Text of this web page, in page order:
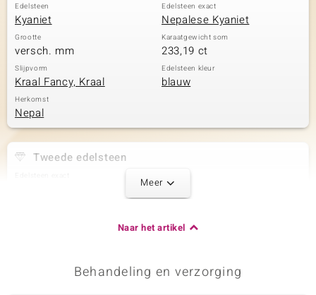
Edelsteen
Kyaniet
Edelsteen exact
Nepalese Kyaniet
Grootte
versch. mm
Karaatgewicht som
233,19 ct
Slijpvorm
Kraal Fancy, Kraal
Edelsteen kleur
blauw
Herkomst
Nepal
Tweede edelsteen
Witte Zoetwaterkweekparel 8 mm
China
Derde edelsteen
Meer
Naar het artikel
Behandeling en verzorging